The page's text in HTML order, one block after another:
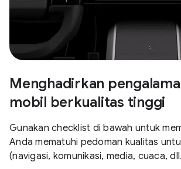
Menghadirkan
mobil berkualitas tinggi
Gunakan checklist di bawah untuk
Anda mematuhi pedoman kualitas
(navigasi, komunikasi, media, cuaca,